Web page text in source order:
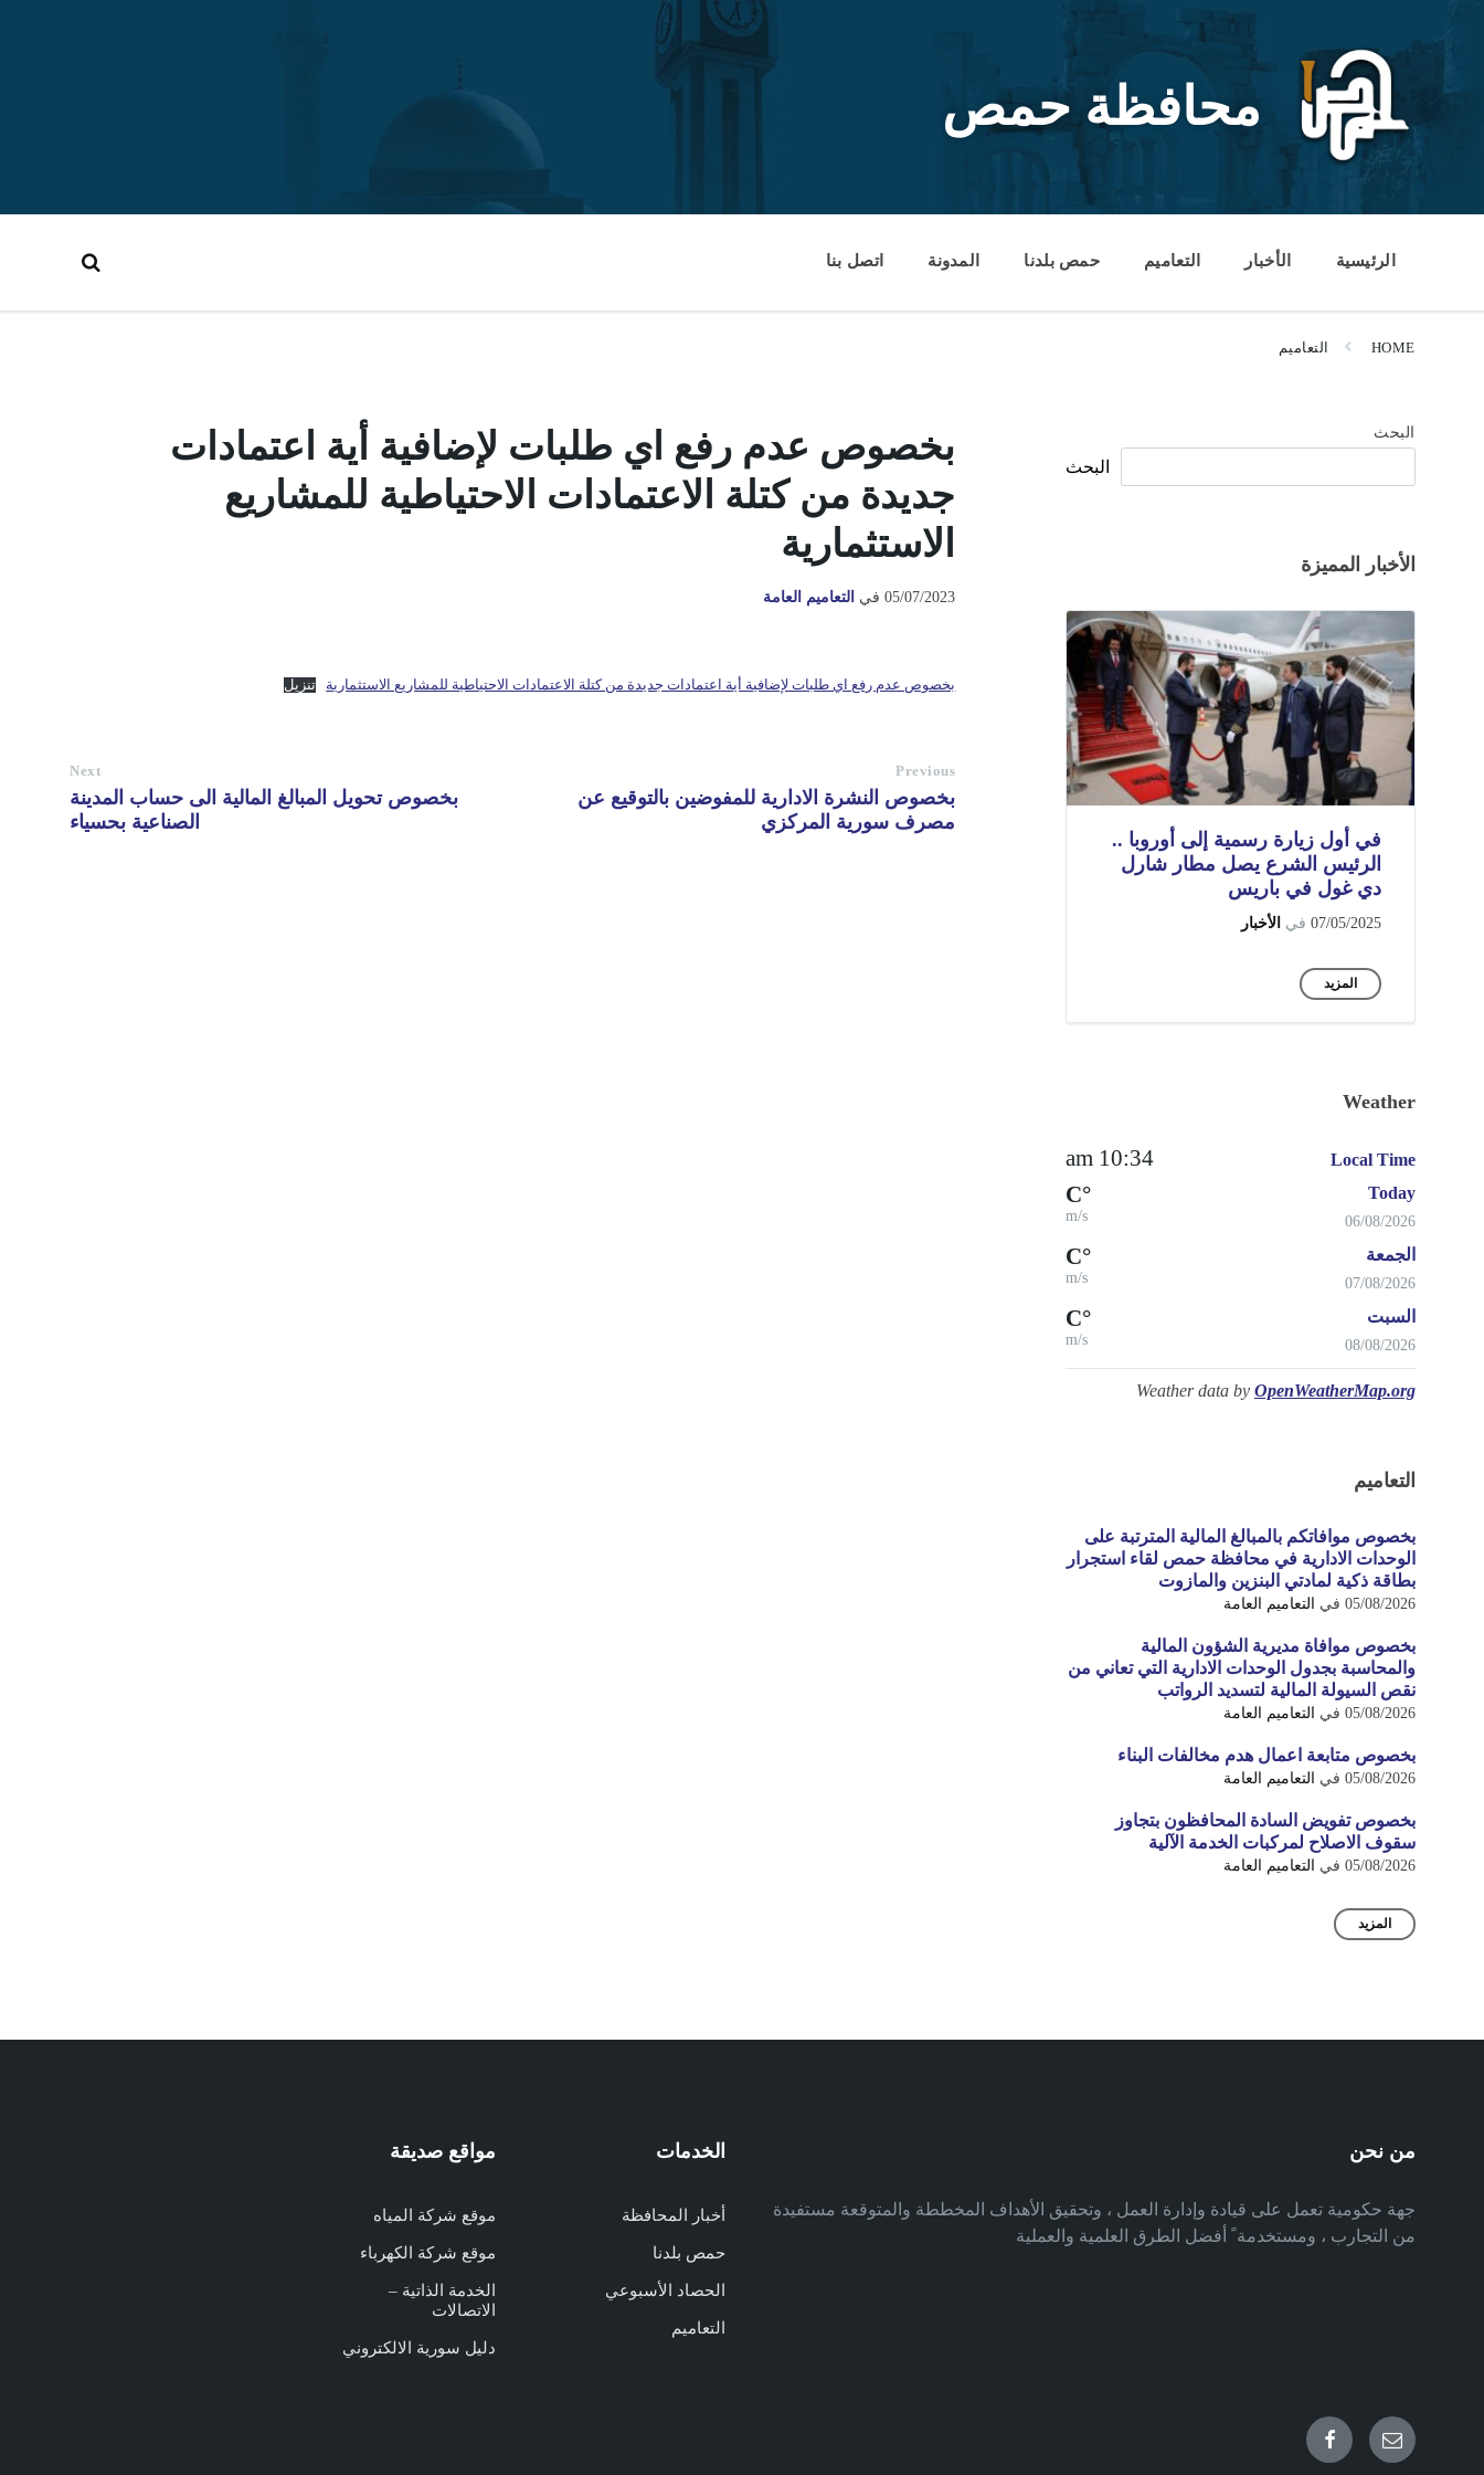
content
محافظة حمص
الرئيسية الأخبار التعاميم حمص بلدنا المدونة اتصل بنا
HOME التعاميم
بخصوص عدم رفع اي طلبات لإضافية أية اعتمادات
جديدة من كتلة الاعتمادات الاحتياطية للمشاريع
الاستثمارية
05/07/2023 في التعاميم العامة
بخصوص عدم رفع اي طلبات لإضافية أية اعتمادات جديدة من كتلة الاعتمادات الاحتياطية للمشاريع الاستثمارية تنزيل
Previous
بخصوص النشرة الادارية للمفوضين بالتوقيع عن
مصرف سورية المركزي
Next
بخصوص تحويل المبالغ المالية الى حساب المدينة
الصناعية بحسياء
البحث
البحث
الأخبار المميزة
في أول زيارة رسمية إلى أوروبا ..
الرئيس الشرع يصل مطار شارل
دي غول في باريس
07/05/2025 في الأخبار
المزيد
Weather
Local Time
10:34 am
Today
06/08/2026
°C
m/s
الجمعة
07/08/2026
°C
m/s
السبت
08/08/2026
°C
m/s
Weather data by OpenWeatherMap.org
التعاميم
بخصوص موافاتكم بالمبالغ المالية المترتبة على
الوحدات الادارية في محافظة حمص لقاء استجرار
بطاقة ذكية لمادتي البنزين والمازوت
05/08/2026 في التعاميم العامة
بخصوص موافاة مديرية الشؤون المالية
والمحاسبة بجدول الوحدات الادارية التي تعاني من
نقص السيولة المالية لتسديد الرواتب
05/08/2026 في التعاميم العامة
بخصوص متابعة اعمال هدم مخالفات البناء
05/08/2026 في التعاميم العامة
بخصوص تفويض السادة المحافظون بتجاوز
سقوف الاصلاح لمركبات الخدمة الآلية
05/08/2026 في التعاميم العامة
المزيد
من نحن
جهة حكومية تعمل على قيادة وإدارة العمل ، وتحقيق الأهداف المخططة والمتوقعة مستفيدة
من التجارب ، ومستخدمة ً أفضل الطرق العلمية والعملية
الخدمات
أخبار المحافظة
حمص بلدنا
الحصاد الأسبوعي
التعاميم
مواقع صديقة
موقع شركة المياه
موقع شركة الكهرباء
الخدمة الذاتية –
الاتصالات
دليل سورية الالكتروني
Email
Facebook